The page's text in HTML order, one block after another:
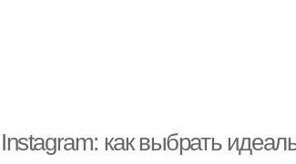
как выбрать